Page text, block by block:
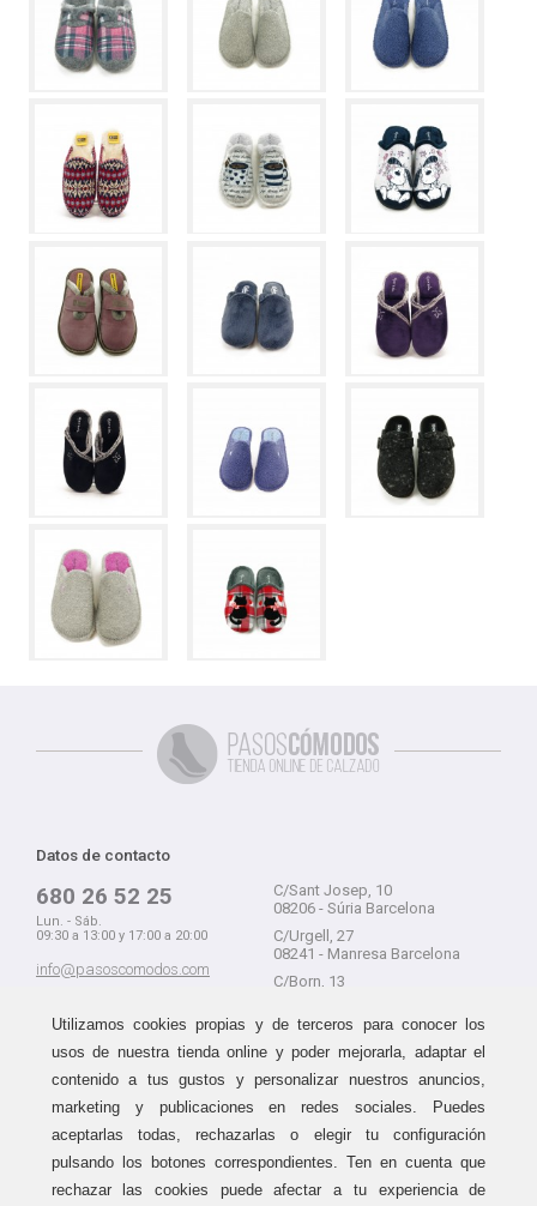
Datos de contacto
680 26 52 25
Lun. - Sáb.
09:30 a 13:00 y 17:00 a 20:00
info@pasoscomodos.com
C/Sant Josep, 10
08206 - Súria Barcelona
C/Urgell, 27
08241 - Manresa Barcelona
C/Born, 13
Guía de compra
Métodos de envío
Devolución sin problemas
Haz tus compras sin miedo a
equivocarte:
aceptamos devolucionesdurante
Utilizamos cookies propias y de terceros para conocer los
usos de nuestra tienda online y poder mejorarla, adaptar el
contenido a tus gustos y personalizar nuestros anuncios,
marketing y publicaciones en redes sociales. Puedes
aceptarlas todas, rechazarlas o elegir tu configuración
pulsando los botones correspondientes. Ten en cuenta que
rechazar las cookies puede afectar a tu experiencia de